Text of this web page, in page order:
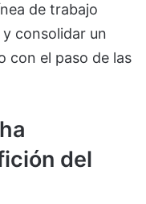
de trabajo
consolidar un
con el paso de las
del